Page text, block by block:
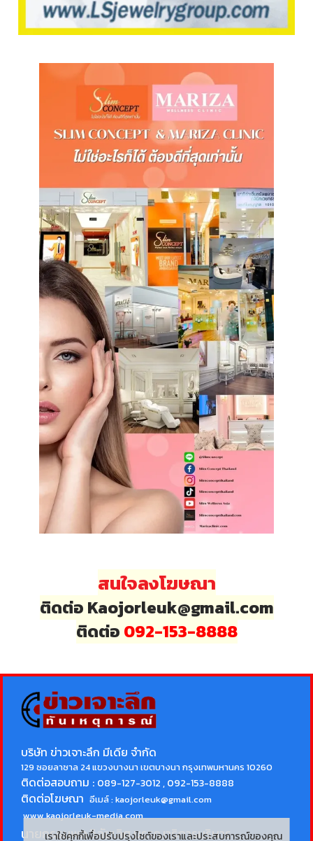
สนใจลงโฆษณา
ติดต่อ Kaojorleuk@gmail.com
ติดต่อ 092-153-8888
บริษัท ข่าวเจาะลึก มีเดีย จำกัด
129 ซอยลาซาล 24 แขวงบางนา เขตบางนา กรุงเทพมหานคร 10260
ติดต่อสอบถาม : 089-127-3012 , 092-153-8888
ติดต่อโฆษณา อีเมล์ :kaojorleuk@gmail.com
www.kaojorleuk-media.com
นายกรธนพล วิลัยเลิศบรรณาธิการบริหาร
เราใช้คุกกี้เพื่อปรับปรุงไซต์ของเราและประสบการณ์ของคุณ